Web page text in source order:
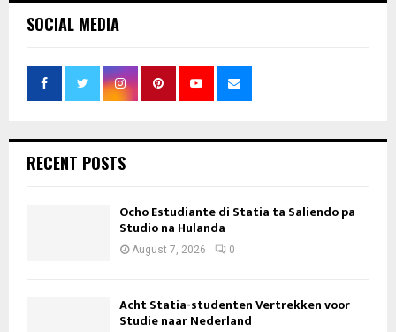
SOCIAL MEDIA
RECENT POSTS
Ocho Estudiante di Statia ta Saliendo pa
Studio na Hulanda
August 7, 2026 0
Acht Statia-studenten Vertrekken voor
Studie naar Nederland